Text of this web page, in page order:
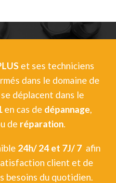
et ses techniciens
dans le domaine de
déplacent dans le
en cas de dépannage
de réparation.
24h/ 24 et 7J/ 7 afin
client et de
besoins du quotidien.